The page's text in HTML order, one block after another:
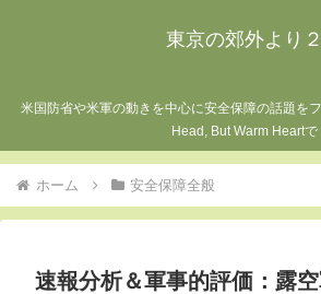
東京の郊外より２
米国防省や米軍の動きを中心に安全保障の話題を
Head, But Warm Heartで
ホーム 安全保障全般
速報分析＆軍事的評価：露